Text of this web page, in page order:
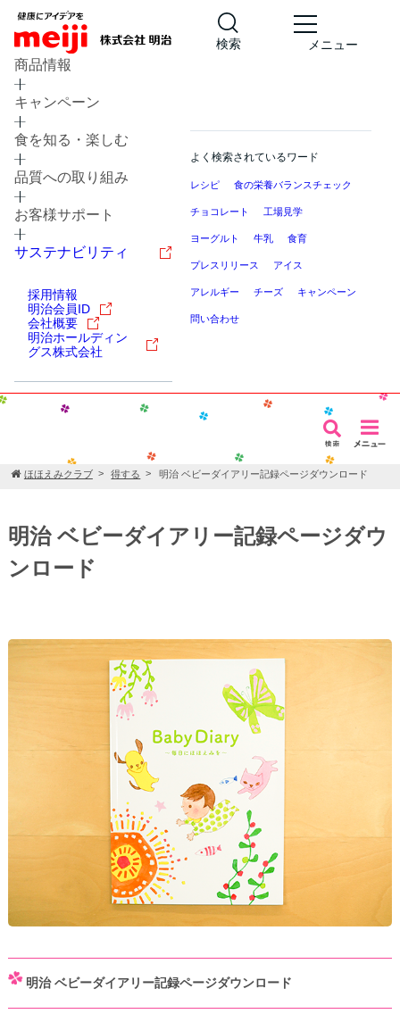
検索 メニュー
商品情報
キャンペーン
食を知る・楽しむ
品質への取り組み
お客様サポート
サステナビリティ
採用情報
明治会員ID
会社概要
明治ホールディン
グス株式会社
よく検索されているワード
レシピ 食の栄養バランスチェック
チョコレート 工場見学
ヨーグルト 牛乳 食育
プレスリリース アイス
アレルギー チーズ キャンペーン
問い合わせ
ほほえみクラブ 得する 明治 ベビーダイアリー記録ページダウンロード
明治 ベビーダイアリー記録ページダウ
ンロード
明治 ベビーダイアリー記録ページダウンロード